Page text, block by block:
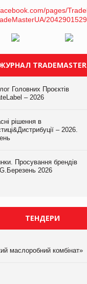
TRADEMASTER
Головних Проєктів
– 2026
рішення в
– 2026.
Просування брендів
2026
ТЕНДЕРИ
маслоробний комбінат»